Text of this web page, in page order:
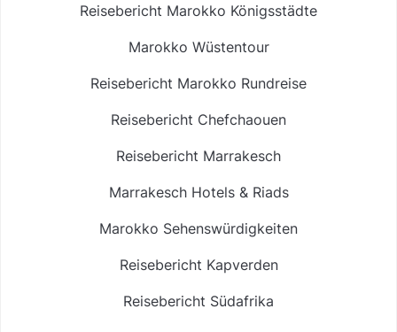
Reisebericht Marokko Königsstädte
Marokko Wüstentour
Reisebericht Marokko Rundreise
Reisebericht Chefchaouen
Reisebericht Marrakesch
Marrakesch Hotels & Riads
Marokko Sehenswürdigkeiten
Reisebericht Kapverden
Reisebericht Südafrika